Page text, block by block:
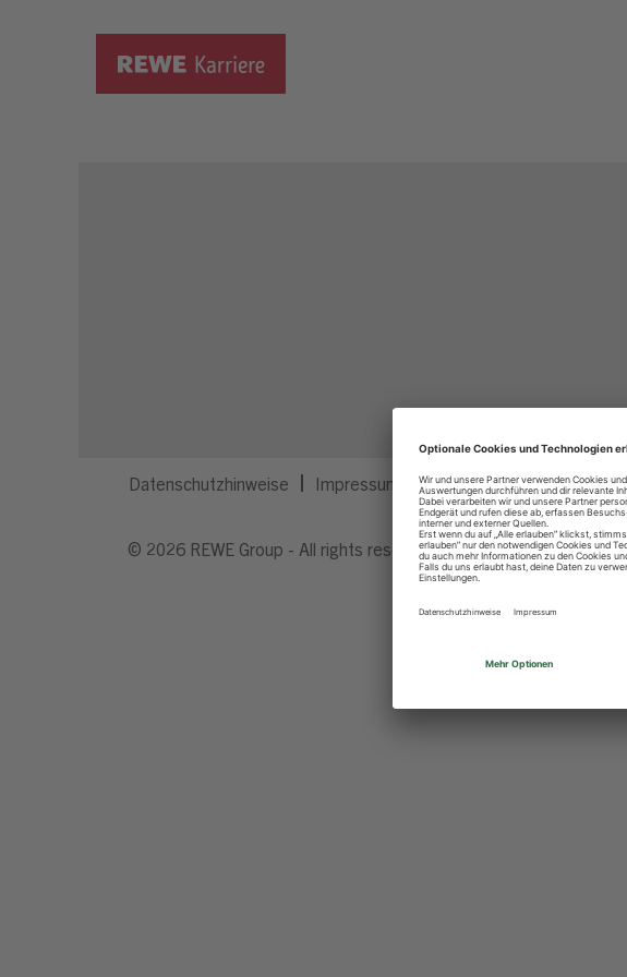
Datenschutzhinweise Impressum Privatsphäre-Einstellungen
© 2026 REWE Group - All rights reserved